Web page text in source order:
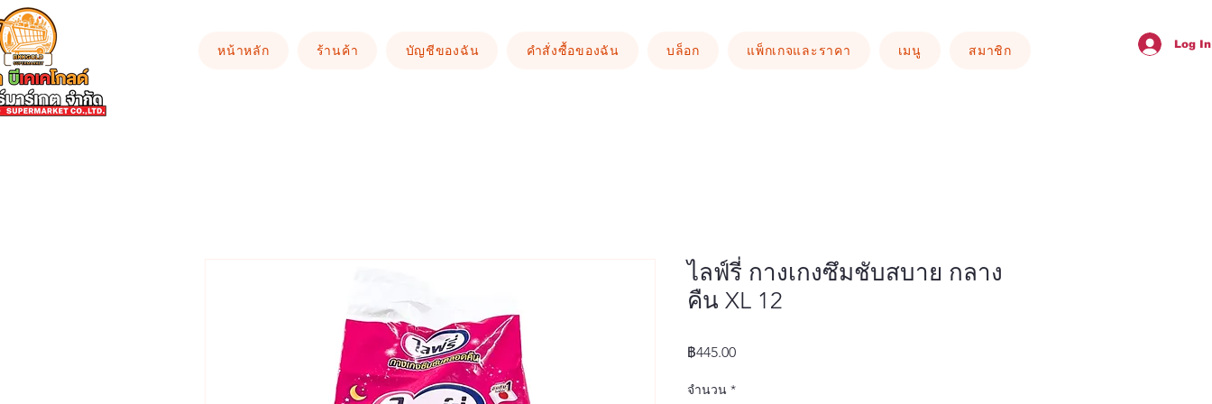
หน้าหลัก ร้านค้า บัญชีของฉัน คำสั่งซื้อของฉัน บล็อก แพ็กเกจและราคา เมนู สมาชิก Log In
ไลฟ์รี่ กางเกงซึมชับสบาย กลาง
คืน XL 12
฿445.00ราคา
จำนวน *